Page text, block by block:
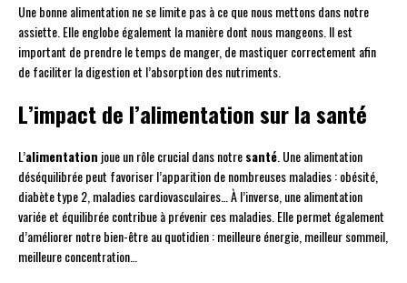
Une bonne alimentation ne se limite pas à ce que nous mettons dans notre
assiette. Elle englobe également la manière dont nous mangeons. Il est
important de prendre le temps de manger, de mastiquer correctement afin
de faciliter la digestion et l’absorption des nutriments.
L’impact de l’alimentation sur la santé
L’alimentation joue un rôle crucial dans notresanté . Une alimentation
déséquilibrée peut favoriser l’apparition de nombreuses maladies : obésité,
diabète type 2, maladies cardiovasculaires… À l’inverse, une alimentation
variée et équilibrée contribue à prévenir ces maladies. Elle permet également
d’améliorer notre bien-être au quotidien : meilleure énergie, meilleur sommeil,
meilleure concentration…